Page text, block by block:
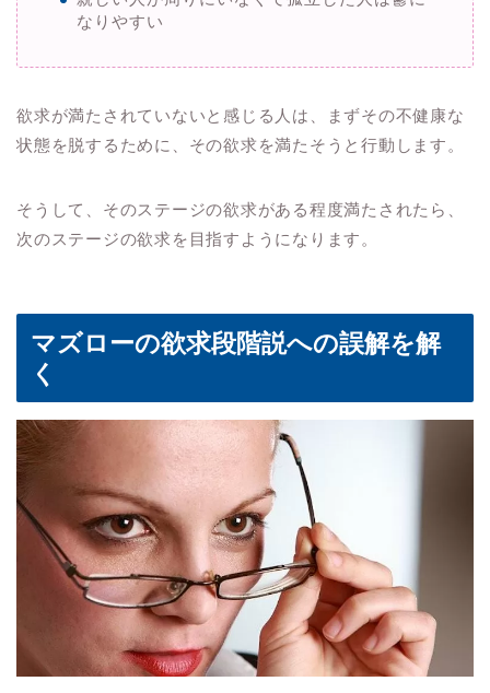
なりやすい
欲求が満たされていないと感じる人は、まずその不健康な
状態を脱するために、その欲求を満たそうと行動します。
そうして、そのステージの欲求がある程度満たされたら、
次のステージの欲求を目指すようになります。
マズローの欲求段階説への誤解を解
く